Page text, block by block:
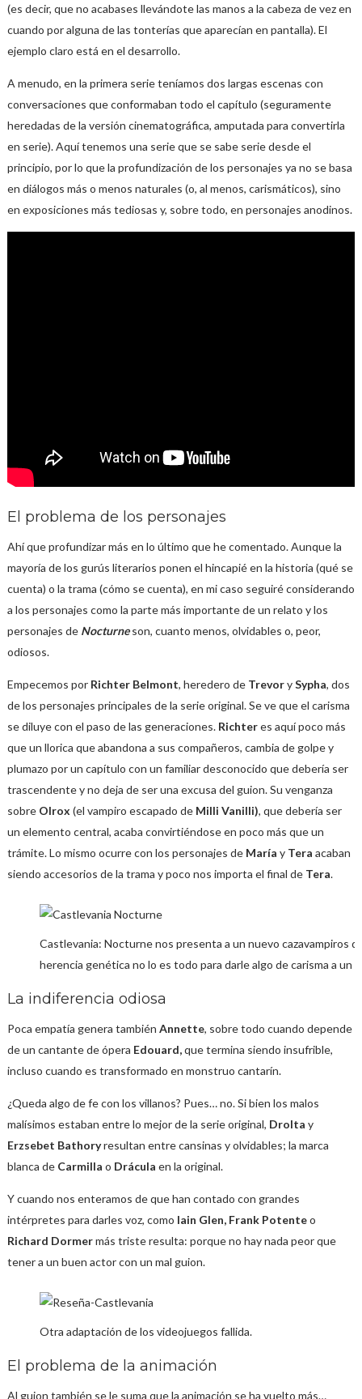
(es decir, que no acabases llevándote las manos a la cabeza de vez en
cuando por alguna de las tonterías que aparecían en pantalla). El
ejemplo claro está en el desarrollo.
A menudo, en la primera serie teníamos dos largas escenas con
conversaciones que conformaban todo el capítulo (seguramente
heredadas de la versión cinematográfica, amputada para convertirla
en serie). Aquí tenemos una serie que se sabe serie desde el
principio, por lo que la profundización de los personajes ya no se basa
en diálogos más o menos naturales (o, al menos, carismáticos), sino
en exposiciones más tediosas y, sobre todo, en personajes anodinos.
El problema de los personajes
Ahí que profundizar más en lo último que he comentado. Aunque la
mayoría de los gurús literarios ponen el hincapié en la historia (qué se
cuenta) o la trama (cómo se cuenta), en mi caso seguiré considerando
a los personajes como la parte más importante de un relato y los
personajes de Nocturneson, cuanto menos, olvidables o, peor,
odiosos.
Empecemos por Richter Belmont, heredero de TrevorySypha, dos
de los personajes principales de la serie original. Se ve que el carisma
se diluye con el paso de las generaciones. Richteres aquí poco más
que un llorica que abandona a sus compañeros, cambia de golpe y
plumazo por un capítulo con un familiar desconocido que debería ser
trascendente y no deja de ser una excusa del guion. Su venganza
sobre Olrox (el vampiro escapado de Milli Vanilli), que debería ser
un elemento central, acaba convirtiéndose en poco más que un
trámite. Lo mismo ocurre con los personajes de María y Tera acaban
siendo accesorios de la trama y poco nos importa el final de Tera.
Castlevania: Nocturne nos presenta a un nuevo cazavampiros
herencia genética no lo es todo para darle algo de carisma a un
La indiferencia odiosa
Poca empatía genera también Annette, sobre todo cuando depende
de un cantante de ópera Edouard,que termina siendo insufrible,
incluso cuando es transformado en monstruo cantarín.
¿Queda algo de fe con los villanos? Pues… no. Si bien los malos
malísimos estaban entre lo mejor de la serie original, Drolta y
Erzsebet Bathoryresultan entre cansinas y olvidables; la marca
blanca de Carmilla o Drácula en la original.
Y cuando nos enteramos de que han contado con grandes
intérpretes para darles voz, como Iain Glen, Frank Potenteo
Richard Dormermás triste resulta: porque no hay nada peor que
tener a un buen actor con un mal guion.
Otra adaptación de los videojuegos fallida.
El problema de la animación
Al guion también se le suma que la animación se ha vuelto más…